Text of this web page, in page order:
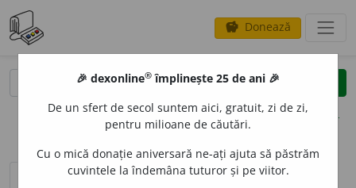
savings Donează
clear
opțiuni
definiții (1) pronunțievolume_up (1)
🎉 dexonline® împlinește 25 de ani 🎉
De un sfert de secol suntem aici, gratuit, zi de zi,
pentru milioane de căutări.
Cu o mică donație aniversară ne-ați ajuta să păstrăm
cuvintele la îndemâna tuturor și pe viitor.